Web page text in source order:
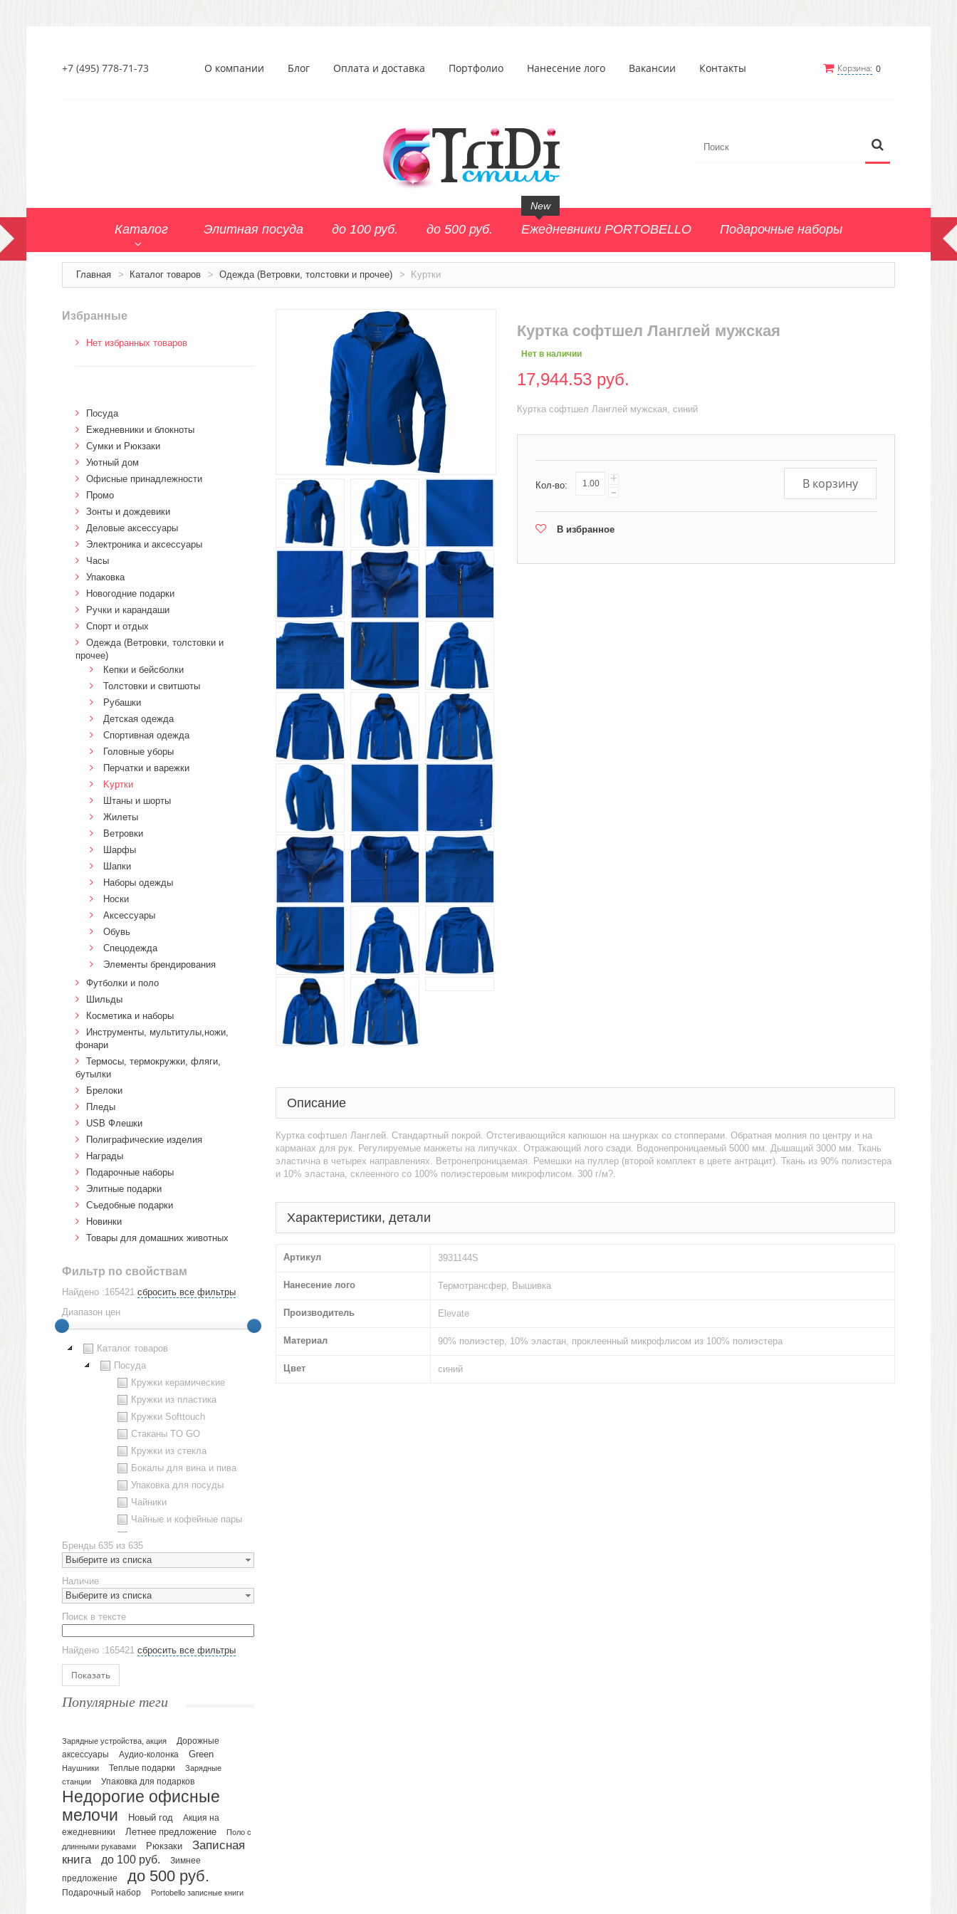
Корзина: 0
+7 (495) 778-71-73 О компании Блог Оплата и доставка Портфолио Нанесение лого Вакансии Контакты
Каталог Элитная посуда до 100 руб. до 500 руб. Ежедневники PORTOBELLO
New
Подарочные наборы
Главная > Каталог товаров > Одежда (Ветровки, толстовки и прочее) > Kуртки
Куртка софтшел Ланглей мужская
Нет в наличии
17,944.53 руб.
Куртка софтшел Ланглей мужская, синий
Кол-во: +
- В корзину
В избранное
Описание
Куртка софтшел Ланглей. Стандартный покрой. Отстегивающийся капюшон на шнурках со стопперами. Обратная молния по центру и на
карманах для рук. Регулируемые манжеты на липучках. Отражающий лого сзади. Водонепроницаемый 5000 мм. Дышащий 3000 мм. Ткань
эластична в четырех направлениях. Ветронепроницаемая. Ремешки на пуллер (второй комплект в цвете антрацит). Ткань из 90% полиэстера
и 10% эластана, склеенного со 100% полиэстеровым микрофлисом. 300 г/м?.
Характеристики, детали
Артикул 3931144S
Нанесение лого Термотрансфер, Вышивка
Производитель Elevate
Материал 90% полиэстер, 10% эластан, проклеенный микрофлисом из 100% полиэстера
Цвет синий
Избранные
Нет избранных товаров
Посуда
Ежедневники и блокноты
Сумки и Рюкзаки
Уютный дом
Офисные принадлежности
Промо
Зонты и дождевики
Деловые аксессуары
Электроника и аксессуары
Часы
Упаковка
Новогодние подарки
Ручки и карандаши
Спорт и отдых
Одежда (Ветровки, толстовки и
прочее)
Кепки и бейсболки
Толстовки и свитшоты
Рубашки
Детская одежда
Спортивная одежда
Головные уборы
Перчатки и варежки
Kуртки
Штаны и шорты
Жилеты
Ветровки
Шарфы
Шапки
Наборы одежды
Носки
Аксессуары
Обувь
Спецодежда
Элементы брендирования
Футболки и поло
Шильды
Косметика и наборы
Инструменты, мультитулы,ножи,
фонари
Термосы, термокружки, фляги,
бутылки
Брелоки
Пледы
USB Флешки
Полиграфические изделия
Награды
Подарочные наборы
Элитные подарки
Cъедобные подарки
Новинки
Товары для домашних животных
Фильтр по свойствам
Найдено :165421 сбросить все фильтры
Диапазон цен
Каталог товаров
Посуда
Кружки керамические
Кружки из пластика
Кружки Softtouch
Стаканы TO GO
Кружки из стекла
Бокалы для вина и пива
Упаковка для посуды
Чайники
Чайные и кофейные пары
Наборы посуды
Предметы сервировки
Стаканы
Эко кружки
ЕВРОПОСУДА
Аксессуары
Ежедневники и блокноты
Датированные ежедневники
Планинги и телефонные книжки
Планинги датированные
Планинги недатированные
Телефонные книжки
Органайзер на ежедневник
Сумки и Рюкзаки
Сумки для планшетов и ноутбуков
Рюкзаки
Конференц-сумки
Бренды 635 из 635
Выберите из списка
Наличие
Выберите из списка
Поиск в тексте
Найдено :165421 сбросить все фильтры
Показать
Популярные теги
Зарядные устройства, акция
Дорожные
аксессуары
Аудио-колонка Green
Наушники Теплые подарки
Зарядные
станции
Упаковка для подарков
Недорогие офисные
мелочи
Новый год
Акция на
ежедневники
Летнее предложение
Поло с
длинными рукавами
Рюкзаки
Записная
книга
до 100 руб.
Зимнее
предложение
до 500 руб.
Подарочный набор Portobello записные книги